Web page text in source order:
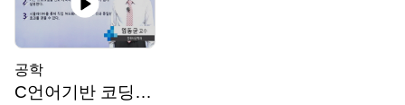
공학
C언어기반 코딩교육